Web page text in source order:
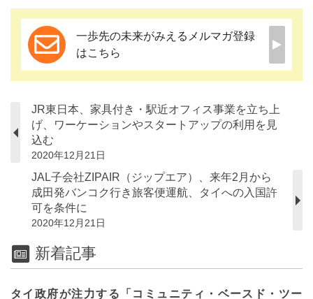
一歩先の未来がみえるメルマガ登録
はこちら
JR東日本、家具付き・駅近オフィス事業を立ち上
げ、ワーケーションやスタートアップの利用を見
込む
2020年12月21日
JAL子会社ZIPAIR（ジップエア）、来年2月から
成田発バンコク行き旅客便運航、タイへの入国許
可を条件に
2020年12月21日
新着記事
タイ政府が注力する「コミュニティ・ベースド・ツー